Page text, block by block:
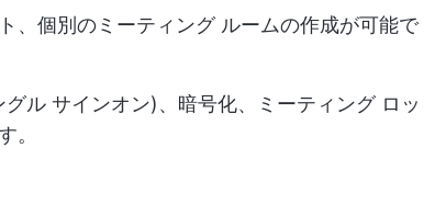
、個別のミーティング ルームの作成が可能で
ル サインオン)、暗号化、ミーティング ロッ
。